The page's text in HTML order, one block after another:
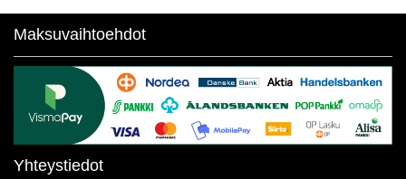
Maksuvaihtoehdot
Yhteystiedot